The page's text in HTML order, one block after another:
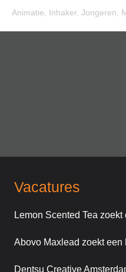
Animatie Inhaker, Jongeren
Vacatures
Lemon Scented Tea zoekt
Abovo Maxlead zoekt een
Dentsu Creative